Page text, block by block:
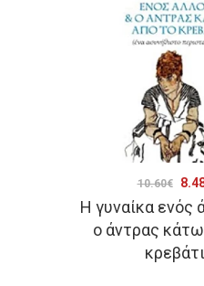
Η γυναίκα ενός
ο άντρας
κρεβάτι
10.60€
was: